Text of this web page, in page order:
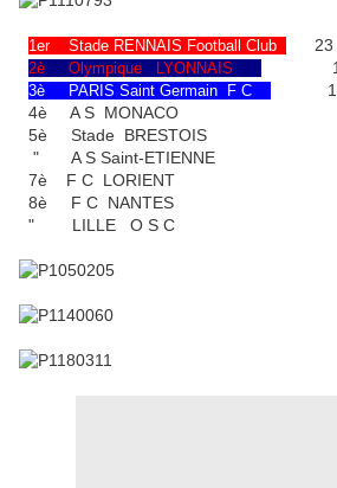
1er Stade RENNAIS Football Club 23
2è Olympique LYONNAIS
3è PARIS Saint Germain F C
4è A S
5è Stade
" A S Saint-
7è F C
8è F C
" LILLE O S